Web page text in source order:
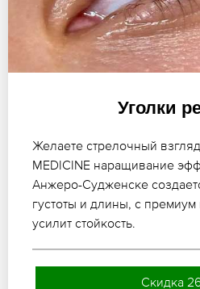
Уголки
Желаете стрелочный
MEDICINE наращивание
Анжеро-Судженске
густоты и длины, с
усилит стойкость.
Скидка